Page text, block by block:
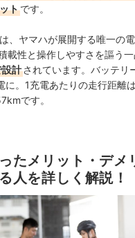
トです。
、ヤマハが展開する唯一の
載性と操作しやすさを謳う一
計されています。 バッテリ
に。1充電あたりの走行距離
です。
たメリット・デメ
人を詳しく解説！